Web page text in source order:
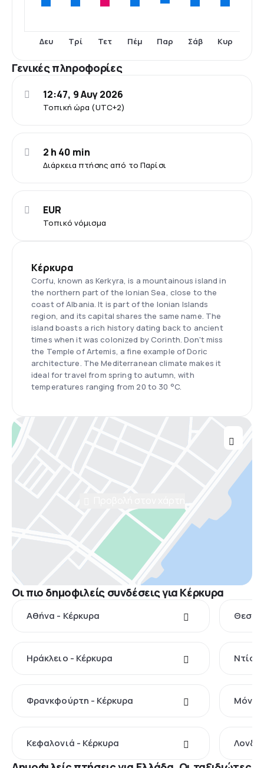
Δευ Τρί Τετ Πέμ Παρ Σάβ Κυρ
Γενικές πληροφορίες
Τοπική ώρα (UTC+2)
12:47, 9 Αυγ 2026
Διάρκεια πτήσης από το Παρίσι
2 h 40 min
Τοπικό νόμισμα
EUR
Κέρκυρα
Corfu, known as Kerkyra, is a mountainous island in
the northern part of the Ionian Sea, close to the
coast of Albania. It is part of the Ionian Islands
region, and its capital shares the same name. The
island boasts a rich history dating back to ancient
times when it was colonized by Corinth. Don't miss
the Temple of Artemis, a fine example of Doric
architecture. The Mediterranean climate makes it
ideal for travel from spring to autumn, with
temperatures ranging from 20 to 30 °C.
Οι πιο δημοφιλείς συνδέσεις για Κέρκυρα
Αθήνα - Κέρκυρα
Ηράκλειο - Κέρκυρα
Φρανκφούρτη - Κέρκυρα
Κεφαλονιά - Κέρκυρα